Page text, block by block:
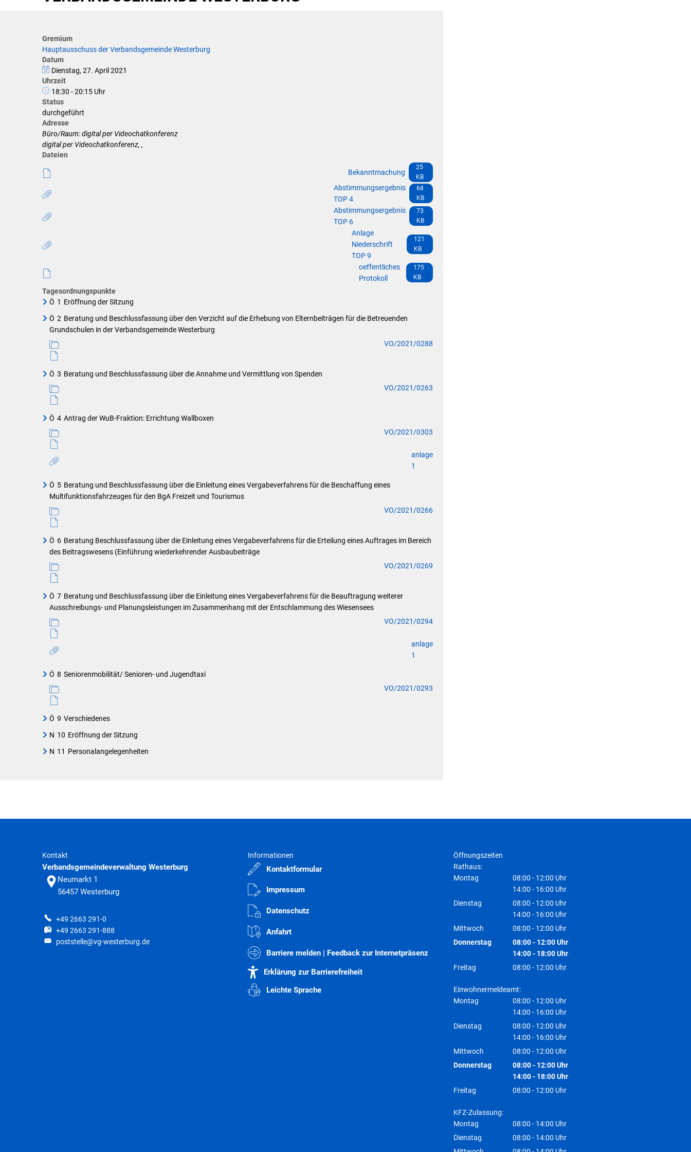
Klimaschutz
Feuerwehr
Allgemeine Informationen
Terminvergabe
Gremium
Hauptausschuss der Verbandsgemeinde Westerburg
Datum
Dienstag, 27. April 2021
Uhrzeit
18:30 - 20:15 Uhr
Status
durchgeführt
Adresse
Büro/Raum: digital per Videochatkonferenz
digital per Videochatkonferenz, ,
Dateien
Bekanntmachung
25
KB
Abstimmungsergebnis
TOP 4
68
KB
Abstimmungsergebnis
TOP 6
73
KB
Anlage
Niederschrift
TOP 9
121
KB
oeffentliches
Protokoll
175
KB
Tagesordnungspunkte
Ö 1 Eröffnung der Sitzung
Ö 2 Beratung und Beschlussfassung über den Verzicht auf die Erhebung von Elternbeiträgen für die Betreuenden
Grundschulen in der Verbandsgemeinde Westerburg
VO/2021/0288
Ö 3 Beratung und Beschlussfassung über die Annahme und Vermittlung von Spenden
VO/2021/0263
Ö 4 Antrag der WuB-Fraktion: Errichtung Wallboxen
VO/2021/0303
anlage
1
Ö 5 Beratung und Beschlussfassung über die Einleitung eines Vergabeverfahrens für die Beschaffung eines
Multifunktionsfahrzeuges für den BgA Freizeit und Tourismus
VO/2021/0266
Ö 6 Beratung Beschlussfassung über die Einleitung eines Vergabeverfahrens für die Erteilung eines Auftrages im Bereich
des Beitragswesens (Einführung wiederkehrender Ausbaubeiträge
VO/2021/0269
Ö 7 Beratung und Beschlussfassung über die Einleitung eines Vergabeverfahrens für die Beauftragung weiterer
Ausschreibungs- und Planungsleistungen im Zusammenhang mit der Entschlammung des Wiesensees
VO/2021/0294
anlage
1
Ö 8 Seniorenmobilität/ Senioren- und Jugendtaxi
VO/2021/0293
Ö 9 Verschiedenes
N 10 Eröffnung der Sitzung
N 11 Personalangelegenheiten
Kontakt
Verbandsgemeindeverwaltung Westerburg
Neumarkt 1
56457 Westerburg
+49 2663 291-0
+49 2663 291-888
poststelle@vg-westerburg.de
Informationen
Kontaktformular
Impressum
Datenschutz
Anfahrt
Barriere melden | Feedback zur Internetpräsenz
Erklärung zur Barrierefreiheit
Leichte Sprache
Öffnungszeiten
Rathaus:
Montag
08:00 - 12:00 Uhr
Von 08:00 bis 12:00 Uhr
14:00 - 16:00 Uhr
Von 14:00 bis 16:00 Uhr
Dienstag 08:00 - 12:00 Uhr
Von 08:00 bis 12:00 Uhr
14:00 - 16:00 Uhr
Von 14:00 bis 16:00 Uhr
Mittwoch 08:00 - 12:00 Uhr
Von 08:00 bis 12:00 Uhr
Donnerstag 08:00- 12:00Uhr
Von 08:00 bis 12:00 Uhr
14:00- 18:00Uhr
Von 14:00 bis 18:00 Uhr
Freitag 08:00 - 12:00 Uhr
Einwohnermeldeamt:
Montag
08:00 - 12:00 Uhr
Von 08:00 bis 12:00 Uhr
14:00 - 16:00 Uhr
Von 14:00 bis 16:00 Uhr
Dienstag 08:00 - 12:00 Uhr
Von 08:00 bis 12:00 Uhr
14:00 - 16:00 Uhr
Von 14:00 bis 16:00 Uhr
Mittwoch 08:00 - 12:00 Uhr
Von 08:00 bis 12:00 Uhr
Donnerstag 08:00- 12:00Uhr
Von 08:00 bis 12:00 Uhr
14:00- 18:00Uhr
Von 14:00 bis 18:00 Uhr
Freitag 08:00 - 12:00 Uhr
KFZ-Zulassung:
Montag
08:00 - 14:00 Uhr
Von 08:00 bis 14:00 Uhr
Dienstag 08:00 - 14:00 Uhr
Von 08:00 bis 14:00 Uhr